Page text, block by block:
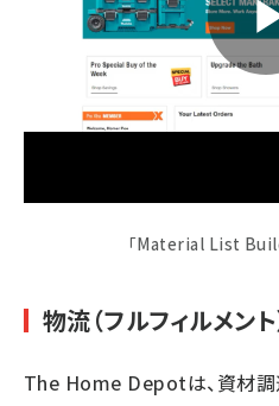
「Material List
物流（フルフィルメン
The Home Depotは、資材調